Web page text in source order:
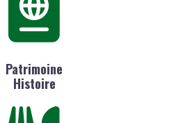
Patrimoine
Histoire